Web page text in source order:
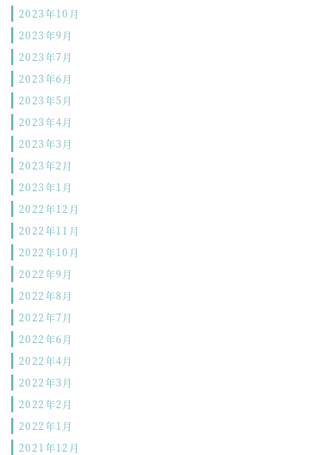
2023年10月
2023年9月
2023年7月
2023年6月
2023年5月
2023年4月
2023年3月
2023年2月
2023年1月
2022年12月
2022年11月
2022年10月
2022年9月
2022年8月
2022年7月
2022年6月
2022年4月
2022年3月
2022年2月
2022年1月
2021年12月